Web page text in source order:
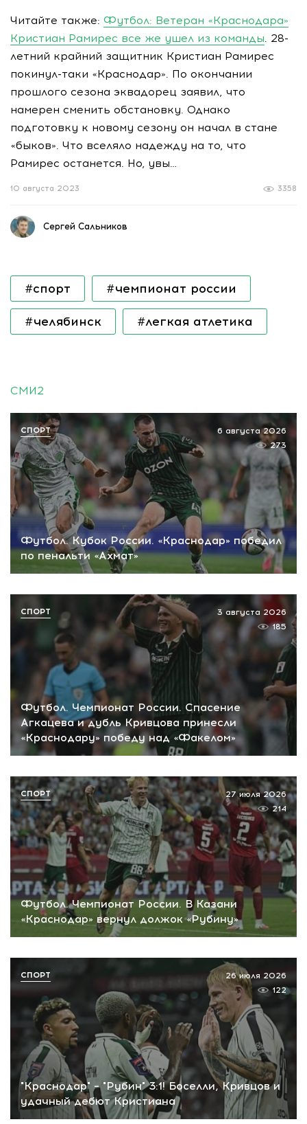
Читайте также: Футбол: Ветеран «Краснодара»
Кристиан Рамирес все же ушел из команды. 28-
летний крайний защитник Кристиан Рамирес
покинул-таки «Краснодар». По окончании
прошлого сезона эквадорец заявил, что
намерен сменить обстановку. Однако
подготовку к новому сезону он начал в стане
«быков». Что вселяло надежду на то, что
Рамирес останется. Но, увы…
3358
10 августа 2023
Сергей Сальников
#спорт #чемпионат россии
#челябинск #легкая атлетика
СМИ2
Футбол. Кубок России. «Краснодар» победил
по пенальти «Ахмат»
6 августа 2026
273
СПОРТ
Футбол. Чемпионат России. Спасение
Агкацева и дубль Кривцова принесли
«Краснодару» победу над «Факелом»
3 августа 2026
185
СПОРТ
Футбол. Чемпионат России. В Казани
«Краснодар» вернул должок «Рубину»
27 июля 2026
214
СПОРТ
"Краснодар" – "Рубин" 3:1! Боселли, Кривцов и
удачный дебют Кристиана
26 июля 2026
122
СПОРТ